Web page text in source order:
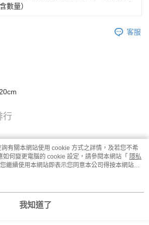
含數量）
客服
行
有關本網站使用 cookie 方式之詳情，及若您不希
何變更電腦的 cookie 設定，請參閱本網站「 隱私
繼續使用本網站即表示您同意本公司得按本網站使
。
我知道了